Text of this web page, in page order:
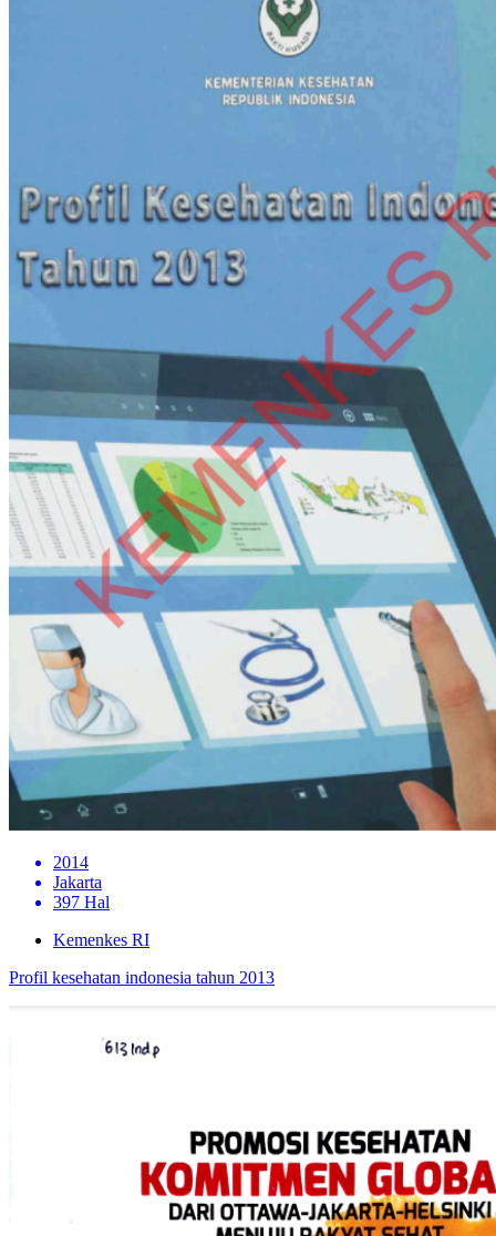
2014
Jakarta
397 Hal
Kemenkes RI
Profil kesehatan indonesia tahun 2013